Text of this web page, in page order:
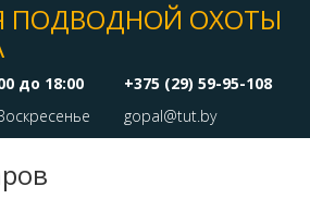
ПОДВОДНОЙ ОХОТЫ
до 18:00
+375 (29) 59-95-108
gopal@tut.by